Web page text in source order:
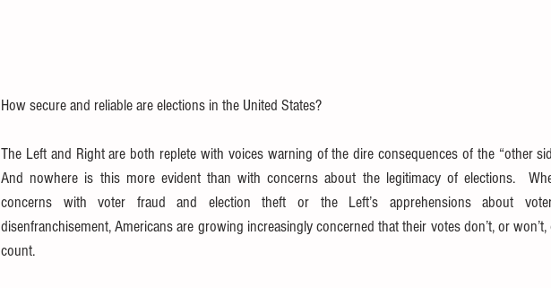
How secure and reliable are elections in the United States?
The Left and Right are both replete with voices warning of the dire consequences of the “other
And nowhere is this more evident than with concerns about the legitimacy of elections.
concerns with voter fraud and election theft or the Left’s apprehensions about
disenfranchisement, Americans are growing increasingly concerned that their votes don’t, or
count.